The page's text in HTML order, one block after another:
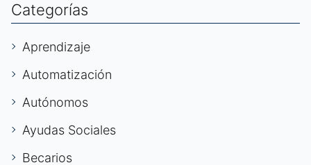
Categorías
Aprendizaje
Automatización
Autónomos
Ayudas Sociales
Becarios